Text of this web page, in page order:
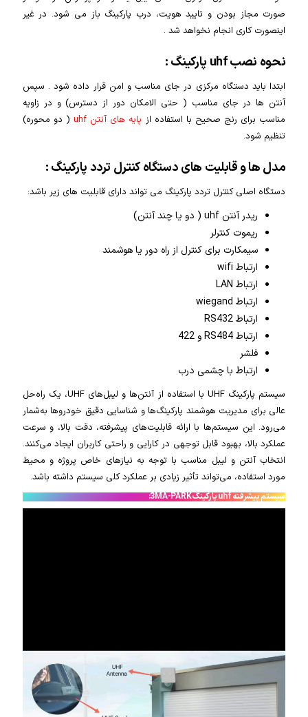
صورت مجاز بودن و تایید هویت، درب پارکینگ باز می شود. در غیر
اینصورت کاری انجام نخواهد شد .
نحوه نصب uhf پارکینگ :
ابتدا باید دستگاه مرکزی در جای مناسب و امن قرار داده شود . سپس
آنتن ها در جای مناسب ( حتی الامکان دور از دسترس) و در زاویه
مناسب برای رنج صحیح با استفاده از پایه های آنتن uhf
( دو محوره)
تنظیم شود.
مدل ها و قابلیت های دستگاه کنترل تردد پارکینگ :
دستگاه اصلی کنترل تردد پارکینگ می تواند دارای قابلیت های زیر باشد:
ریدر آنتن uhf ( دو یا چند آنتن)
ریموت کنترلر
سیمکارت برای کنترل از راه دور یا هوشمند
ارتباط wifi
ارتباط LAN
ارتباط wiegand
ارتباط RS432
ارتباط RS484 و 422
فلشر
ارتباط با چشمی درب
سیستم پارکینگ UHF با استفاده از آنتن‌ها و لیبل‌های UHF، یک راه‌حل
عالی برای مدیریت هوشمند پارکینگ‌ها و شناسایی دقیق خودروها به‌شمار
می‌رود. این سیستم‌ها با ارائه قابلیت‌های پیشرفته، دقت بالا، و سرعت
عملکرد بالا، بهبود قابل توجهی در کارایی و راحتی کاربران ایجاد می‌کنند.
انتخاب آنتن و لیبل مناسب با توجه به نیازهای خاص پروژه و محیط
مورد استفاده، می‌تواند تأثیر زیادی بر عملکرد کلی سیستم داشته باشد.
سبستم پیشرفته uhf پارکینگ 3MA-PARK: